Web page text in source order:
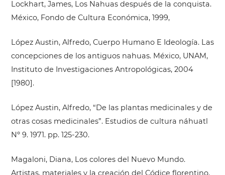
Lockhart, James, Los Nahuas después de la conquista.
México, Fondo de Cultura Económica, 1999,
López Austin, Alfredo, Cuerpo Humano E Ideología. Las
concepciones de los antiguos nahuas. México, UNAM,
Instituto de Investigaciones Antropológicas, 2004
[1980].
López Austin, Alfredo, “De las plantas medicinales y de
otras cosas medicinales”. Estudios de cultura náhuatl
Nº 9. 1971. pp. 125-230.
Magaloni, Diana, Los colores del Nuevo Mundo.
Artistas, materiales y la creación del Códice florentino.